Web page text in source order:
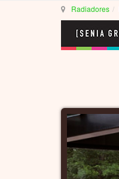
Radiadores